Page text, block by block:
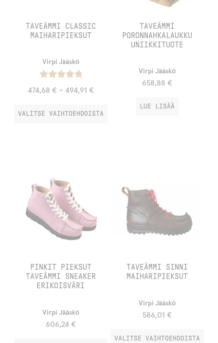
TAVEÄMMI CLASSIC
MAIHARIPIEKSUT
Virpi Jääskö
5.00/ 5
474,68 € – 494,91 €
VALITSE VAIHTOEHDOISTA
TAVEÄMMI
PORONNAHKALAUKKU
UNIIKKITUOTE
Virpi Jääskö
658,88 €
LUE LISÄÄ
PINKIT PIEKSUT
TAVEÄMMI SNEAKER
ERIKOISVÄRI
Virpi Jääskö
606,24 €
TAVEÄMMI SINNI
MAIHARIPIEKSUT
Virpi Jääskö
586,01 €
VALITSE VAIHTOEHDOISTA